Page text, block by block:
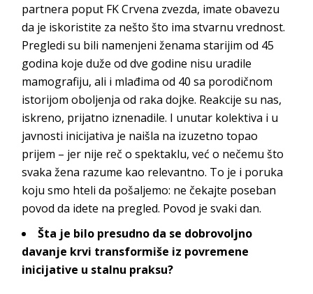
partnera poput FK Crvena zvezda, imate obavezu
da je iskoristite za nešto što ima stvarnu vrednost.
Pregledi su bili namenjeni ženama starijim od 45
godina koje duže od dve godine nisu uradile
mamografiju, ali i mlađima od 40 sa porodičnom
istorijom oboljenja od raka dojke. Reakcije su nas,
iskreno, prijatno iznenadile. I unutar kolektiva i u
javnosti inicijativa je naišla na izuzetno topao
prijem – jer nije reč o spektaklu, već o nečemu što
svaka žena razume kao relevantno. To je i poruka
koju smo hteli da pošaljemo: ne čekajte poseban
povod da idete na pregled. Povod jesvaki dan.
Šta je bilo presudno da se dobrovoljno
davanje krvi transformiše iz povremene
inicijative u stalnu praksu?